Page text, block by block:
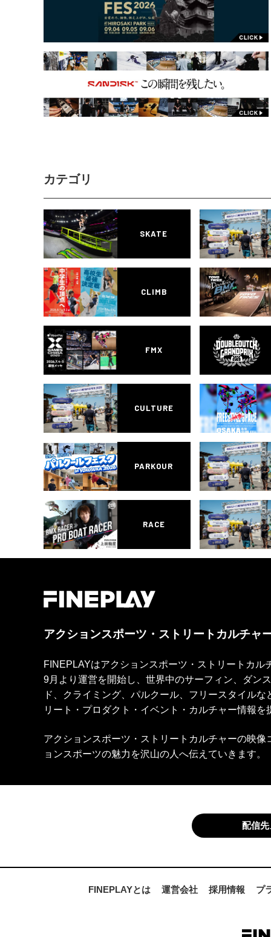
カテゴリ
SKATE
CLIMB
FMX
CULTURE
PARKOUR
RACE
アクションスポーツ・ストリートカルチャ
FINEPLAYはアクションスポーツ・ストリートカ
9月より運営を開始し、世界中のサーフィン、ダン
ド、クライミング、パルクール、フリースタイル
リート・プロダクト・イベント・カルチャー情報を
アクションスポーツ・ストリートカルチャーの映
ョンスポーツの魅力を沢山の人へ伝えていきます。
配信
FINEPLAYとは 運営会社 採用情報 プ